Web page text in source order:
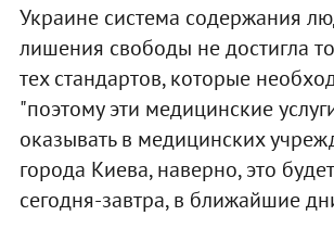
Украине система содержания
лишения свободы не достигла
тех стандартов, которые
"поэтому эти медицинские
оказывать в медицинских
города Киева, наверно, это
сегодня-завтра, в ближайшие